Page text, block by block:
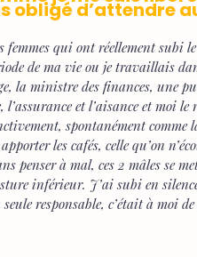
obligé d’attendre
femmes qui ont réellement subi
de ma vie ou je travaillais
la ministre des finances, une
et l’aisance et moi
spontanément comme
les cafés, celle qu’on
penser à mal, ces 2 mâles se
inférieur. J’ai subi en
responsable, c’était à moi